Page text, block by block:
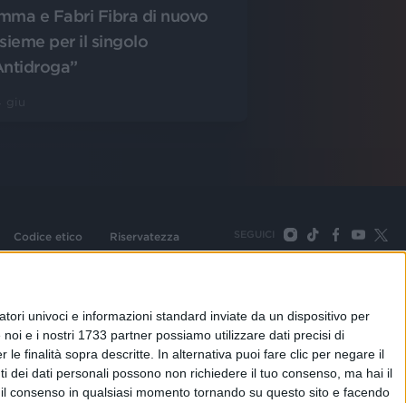
univoci e informazioni standard inviate da un dispositivo per
e i nostri 1733 partner possiamo utilizzare dati precisi di
le finalità sopra descritte. In alternativa puoi fare clic per negare il
dei dati personali possono non richiedere il tuo consenso, ma hai il
in qualsiasi momento tornando su questo sito e facendo
e Fabri Fibra di nuovo
per il singolo
Codice etico Riservatezza SEGUICI